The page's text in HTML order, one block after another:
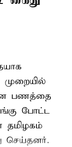
பணத்தை
போட்ட
தமிழகம்
செய்தனர்.